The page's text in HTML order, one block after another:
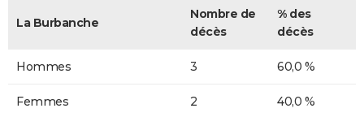
La Burbanche
Nombre de
décès
% des
décès
Hommes 3 60,0 %
Femmes 2 40,0 %